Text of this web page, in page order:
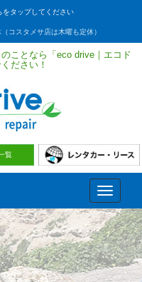
をタップしてください
コスタメサ店は木曜も定休）
ことなら「eco drive｜エコド
ださい！
覧
Toggle